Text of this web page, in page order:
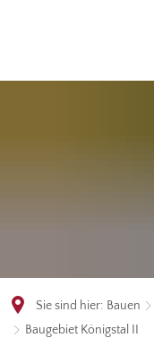
Sie sind hier: Bauen
Baugebiet Königstal II